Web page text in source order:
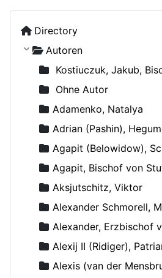
Directory
Autoren
Kostiuczuk, Jakub, Bischof
Ohne Autor
Adamenko, Natalya
Adrian (Pashin),
Agapit (Belowidow),
Agapit, Bischof von
Aksjutschitz, Viktor
Alexander Schmorell,
Alexander, Erzbischof von
Alexij II (Ridiger),
Alexis (van der